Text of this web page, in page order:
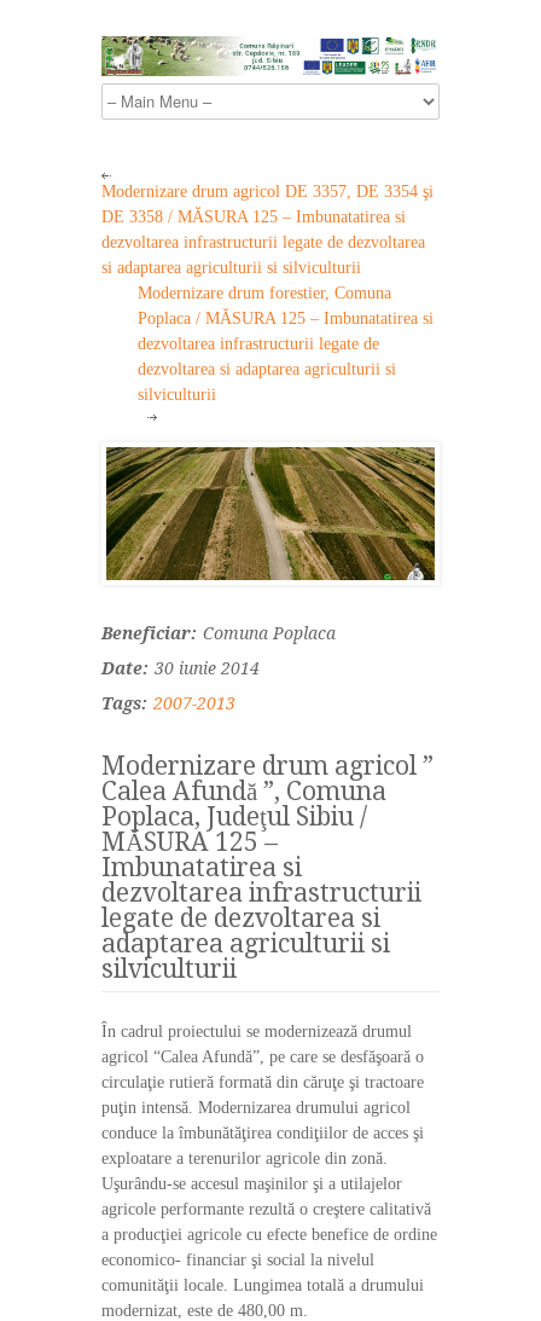
Modernizare drum agricol DE 3357, DE 3354 şi
DE 3358 / MĂSURA 125 – Imbunatatirea si
dezvoltarea infrastructurii legate de dezvoltarea
si adaptarea agriculturii si silviculturii
Modernizare drum forestier, Comuna
Poplaca / MĂSURA 125 – Imbunatatirea si
dezvoltarea infrastructurii legate de
dezvoltarea si adaptarea agriculturii si
silviculturii
Beneficiar: Comuna Poplaca
Date: 30 iunie 2014
Tags: 2007-2013
Modernizare drum agricol ”
Calea Afundă ”, Comuna
Poplaca, Judeţul Sibiu /
MĂSURA 125 –
Imbunatatirea si
dezvoltarea infrastructurii
legate de dezvoltarea si
adaptarea agriculturii si
silviculturii
În cadrul proiectului se modernizează drumul
agricol “Calea Afundă”, pe care se desfăşoară o
circulaţie rutieră formată din căruţe şi tractoare
puţin intensă. Modernizarea drumului agricol
conduce la îmbunătăţirea condiţiilor de acces şi
exploatare a terenurilor agricole din zonă.
Uşurându-se accesul maşinilor şi a utilajelor
agricole performante rezultă o creştere calitativă
a producţiei agricole cu efecte benefice de ordine
economico- financiar şi social la nivelul
comunităţii locale. Lungimea totală a drumului
modernizat, este de 480,00 m.